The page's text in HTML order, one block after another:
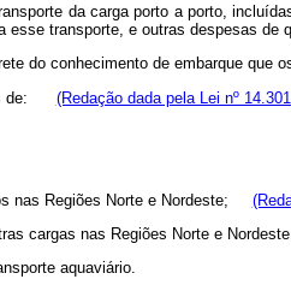
da carga porto a porto,
transporte, e outras despesas de
do conhecimento de embarque que
de:
(Redação dada pela Lei nº
nas Regiões Norte e Nordeste;
cargas nas Regiões Norte e Nordeste.
aquaviário.